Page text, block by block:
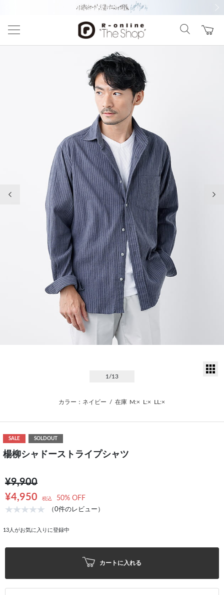
1 /13
カラー：ネイビー / 在庫 M:× L:× LL:×
SALE SOLDOUT
楊柳シャドーストライプシャツ
¥9,900
¥4,950
税込 50% OFF
（0件のレビュー）
13 人がお気に入りに登録中
カートに入れる